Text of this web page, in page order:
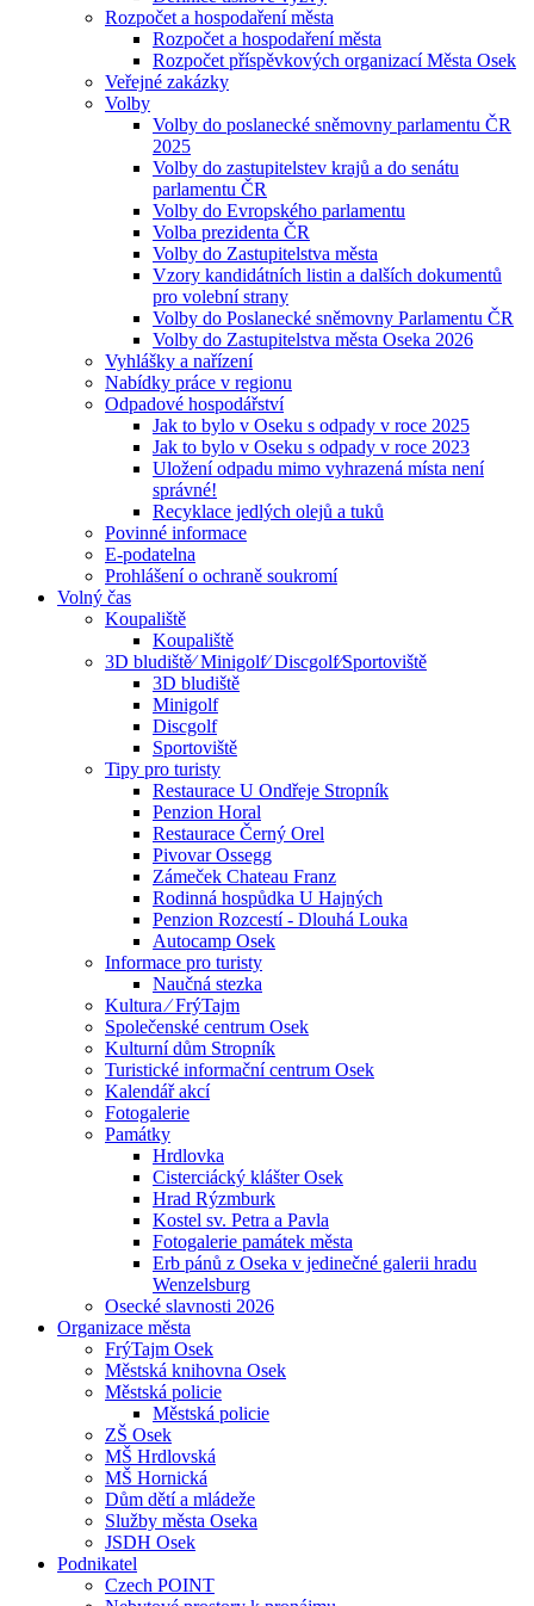
Rozpočet a hospodaření města
Rozpočet a hospodaření města
Rozpočet příspěvkových organizací Města Osek
Veřejné zakázky
Volby
Volby do poslanecké sněmovny parlamentu ČR
2025
Volby do zastupitelstev krajů a do senátu
parlamentu ČR
Volby do Evropského parlamentu
Volba prezidenta ČR
Volby do Zastupitelstva města
Vzory kandidátních listin a dalších dokumentů
pro volební strany
Volby do Poslanecké sněmovny Parlamentu ČR
Volby do Zastupitelstva města Oseka 2026
Vyhlášky a nařízení
Nabídky práce v regionu
Odpadové hospodářství
Jak to bylo v Oseku s odpady v roce 2025
Jak to bylo v Oseku s odpady v roce 2023
Uložení odpadu mimo vyhrazená místa není
správné!
Recyklace jedlých olejů a tuků
Povinné informace
E-podatelna
Prohlášení o ochraně soukromí
Volný čas
Koupaliště
Koupaliště
3D bludiště⁄ Minigolf⁄ Discgolf⁄Sportoviště
3D bludiště
Minigolf
Discgolf
Sportoviště
Tipy pro turisty
Restaurace U Ondřeje Stropník
Penzion Horal
Restaurace Černý Orel
Pivovar Ossegg
Zámeček Chateau Franz
Rodinná hospůdka U Hajných
Penzion Rozcestí - Dlouhá Louka
Autocamp Osek
Informace pro turisty
Naučná stezka
Kultura ⁄ FrýTajm
Společenské centrum Osek
Kulturní dům Stropník
Turistické informační centrum Osek
Kalendář akcí
Fotogalerie
Památky
Hrdlovka
Cisterciácký klášter Osek
Hrad Rýzmburk
Kostel sv. Petra a Pavla
Fotogalerie památek města
Erb pánů z Oseka v jedinečné galerii hradu
Wenzelsburg
Osecké slavnosti 2026
Organizace města
FrýTajm Osek
Městská knihovna Osek
Městská policie
Městská policie
ZŠ Osek
MŠ Hrdlovská
MŠ Hornická
Dům dětí a mládeže
Služby města Oseka
JSDH Osek
Podnikatel
Czech POINT